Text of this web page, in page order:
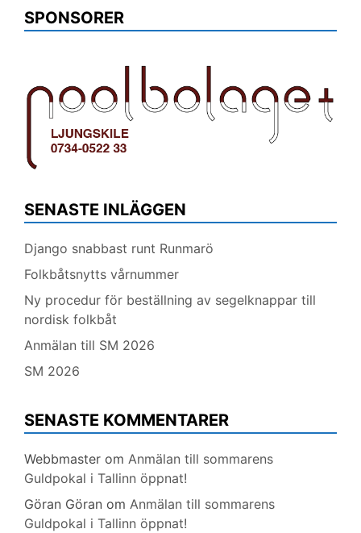
SPONSORER
SENASTE INLÄGGEN
Django snabbast runt Runmarö
Folkbåtsnytts vårnummer
Ny procedur för beställning av segelknappar till
nordisk folkbåt
Anmälan till SM 2026
SM 2026
SENASTE KOMMENTARER
Webbmaster om Anmälan till sommarens
Guldpokal i Tallinn öppnat!
Göran Göran om Anmälan till sommarens
Guldpokal i Tallinn öppnat!